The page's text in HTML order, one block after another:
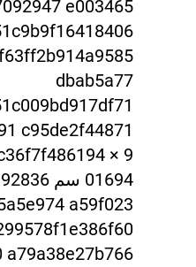
e003465
dbab5a77
c95de2f44871
a59f023
a79a38e27b766